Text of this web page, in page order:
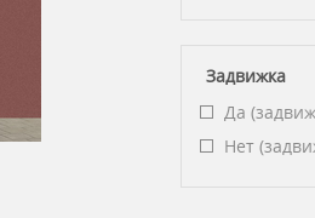
Задвижка
Да
Нет